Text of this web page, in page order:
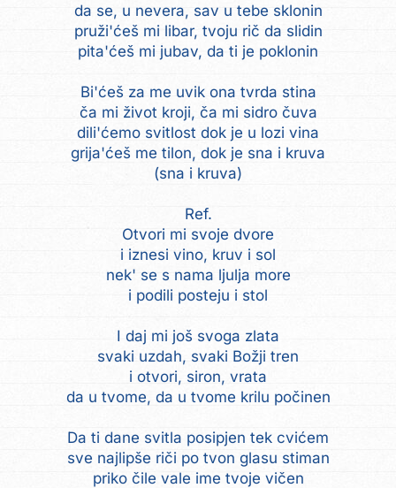
da se, u nevera, sav u tebe sklonin
pruži'ćeš mi libar, tvoju rič da slidin
pita'ćeš mi jubav, da ti je poklonin
Bi'ćeš za me uvik ona tvrda stina
ča mi život kroji, ča mi sidro čuva
dili'ćemo svitlost dok je u lozi vina
grija'ćeš me tilon, dok je sna i kruva
(sna i kruva)
Ref.
Otvori mi svoje dvore
i iznesi vino, kruv i sol
nek' se s nama ljulja more
i podili posteju i stol
I daj mi još svoga zlata
svaki uzdah, svaki Božji tren
i otvori, siron, vrata
da u tvome, da u tvome krilu počinen
Da ti dane svitla posipjen tek cvićem
sve najlipše riči po tvon glasu stiman
priko čile vale ime tvoje vičen